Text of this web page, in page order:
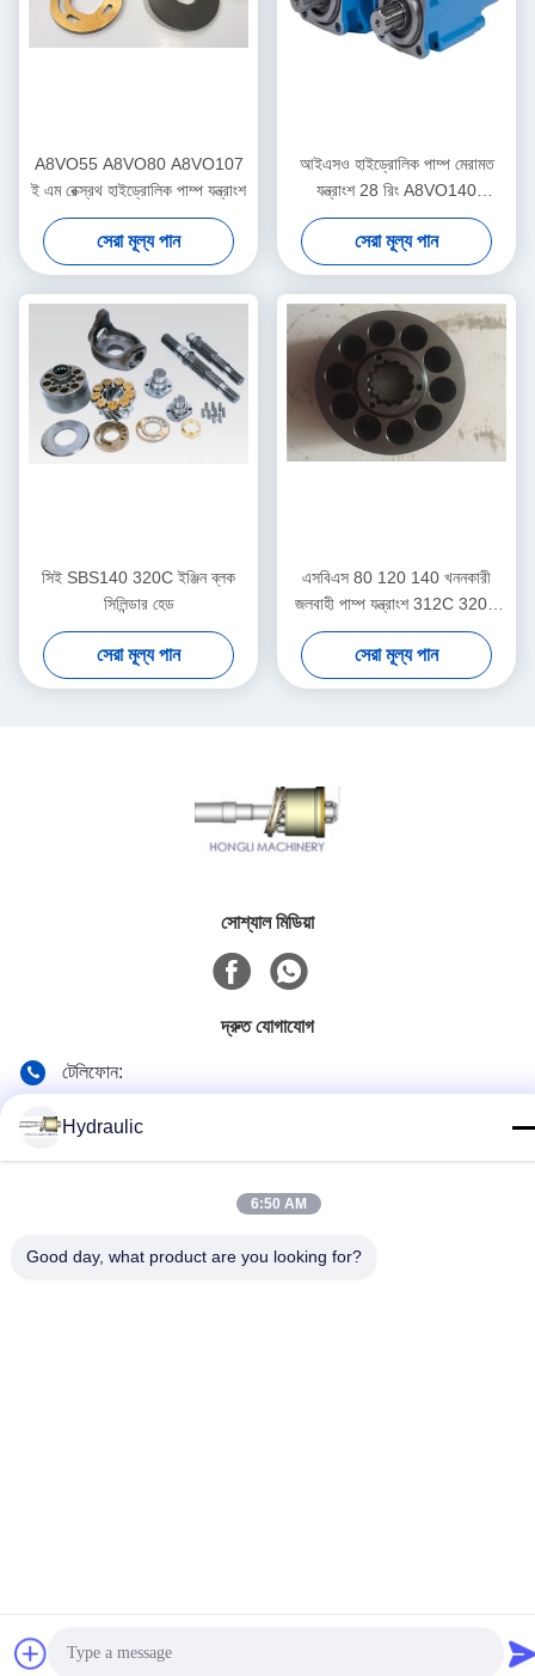
A8VO55 A8VO80 A8VO107
ই এম রেক্স্রথ হাইড্রোলিক পাম্প যন্ত্রাংশ
সেরা মূল্য পান
আইএসও হাইড্রোলিক পাম্প মেরামত
যন্ত্রাংশ 28 রিং A8VO140
A8VO200 A8VO250 Duarble
সেরা মূল্য পান
সিই SBS140 320C ইঞ্জিন ব্লক
সিলিন্ডার হেড
সেরা মূল্য পান
এসবিএস 80 120 140 খননকারী
জলবাহী পাম্প যন্ত্রাংশ 312C 320C
325C সমর্থন
সেরা মূল্য পান
সোশ্যাল মিডিয়া
দ্রুত যোগাযোগ
টেলিফোন:
ই-মেইল
admin@hlhydraulics.com
ফুড়ং ইন্ডাস্ট্রিয়াল পার্ক, জিশান জেলা, উক্সি সিটি
Hydraulic
6:50 AM
Good day, what product are you looking for?